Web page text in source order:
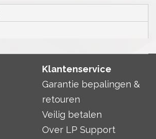
Klantenservice
Garantie bepalingen &
retouren
Veilig betalen
Over LP Support